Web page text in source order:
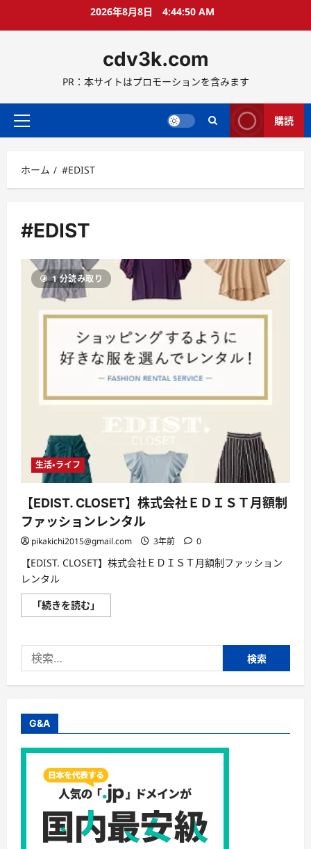
ス
ッ
2026年8月8日 4:44:51 AM
cdv3k.com
PR：本サイトはプロモーションを含みます
メ
メ
ニ
ー
購読
ホーム #EDIST
#EDIST
1 分読み取り
生活・ライフ
【EDIST. CLOSET】株式会社ＥＤＩＳＴ月額制
ファッションレンタル
pikakichi2015@gmail.com 3年前 0
【EDIST. CLOSET】株式会社ＥＤＩＳＴ月額制ファッション
レンタル
「続きを読む」
CLOSET】
会
Ｄ
Ｉ
制
ァ
シ
ョ
ン
レ
タ
ル
に
索:
G&A